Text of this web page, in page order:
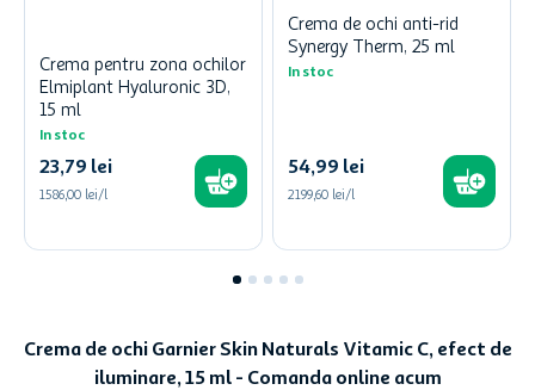
Crema pentru zona ochilor
Elmiplant Hyaluronic 3D,
15 ml
In stoc
23,79 lei
1586,00 lei/l
Crema de ochi anti-rid
Synergy Therm, 25 ml
In stoc
54,99 lei
2199,60 lei/l
Crema de ochi Garnier Skin Naturals Vitamic C, efect de
iluminare, 15 ml - Comanda online acum